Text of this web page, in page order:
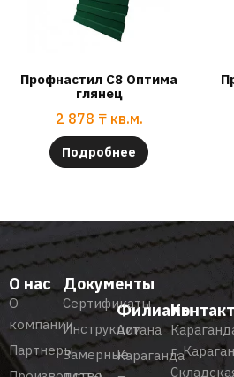
Профнастил С8 Оптима
глянец
2 878 ₸ кв.м.
Подробнее
О нас
О
компании
Партнеры
Документы
Сертификаты
Инструкции
Замерные
Филиалы
Астана
Караганда
г.